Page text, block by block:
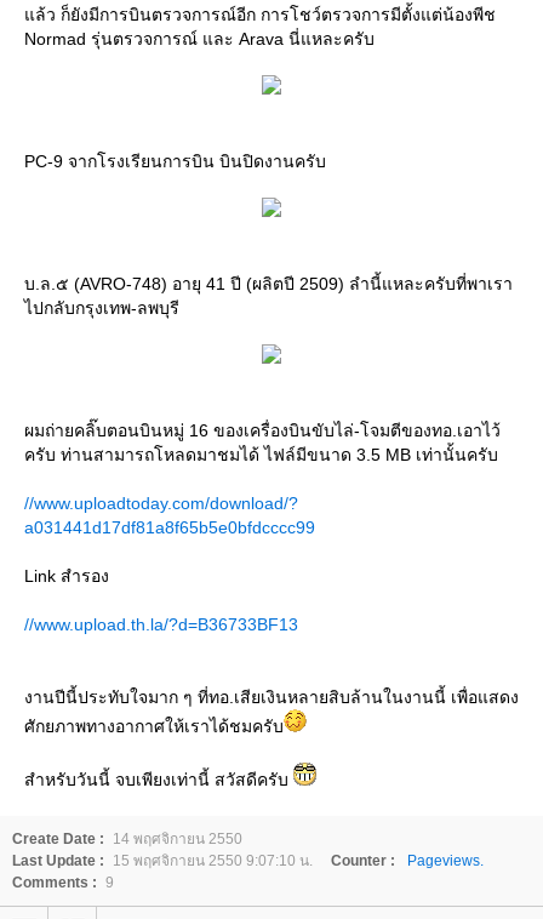
ล้ว ก็ยังมีการบินตรวจการณ์อีก การโชว์ตรวจการมีตั้งแต่น้องพีช
Normad รุ่นตรวจการณ์ และ Arava นี่แหละครับ
PC-9 จากโรงเรียนการบิน บินปิดงานครับ
บ.ล.๕ (AVRO-748) อายุ 41 ปี (ผลิตปี 2509) ลำนี้แหละครับที่พาเรา
ไปกลับกรุงเทพ-ลพบุรี
ผมถ่ายคลิ๊บตอนบินหมู่ 16 ของเครื่องบินขับไล่-โจมตีของทอ.เอาไว้
ครับ ท่านสามารถโหลดมาชมได้ ไฟล์มีขนาด 3.5 MB เท่านั้นครับ
//www.uploadtoday.com/download/?
a031441d17df81a8f65b5e0bfdcccc99
Link สำรอง
//www.upload.th.la/?d=B36733BF13
งานปีนี้ประทับใจมาก ๆ ที่ทอ.เสียเงินหลายสิบล้านในงานนี้ เพื่อแสดง
ศักยภาพทางอากาศให้เราได้ชมครับ
สำหรับวันนี้ จบเพียงเท่านี้ สวัสดีครับ
Create Date :
14 พฤศจิกายน 2550
Last Update :
15 พฤศจิกายน 2550 9:07:10 น. Counter :
Pageviews.
Comments : 9